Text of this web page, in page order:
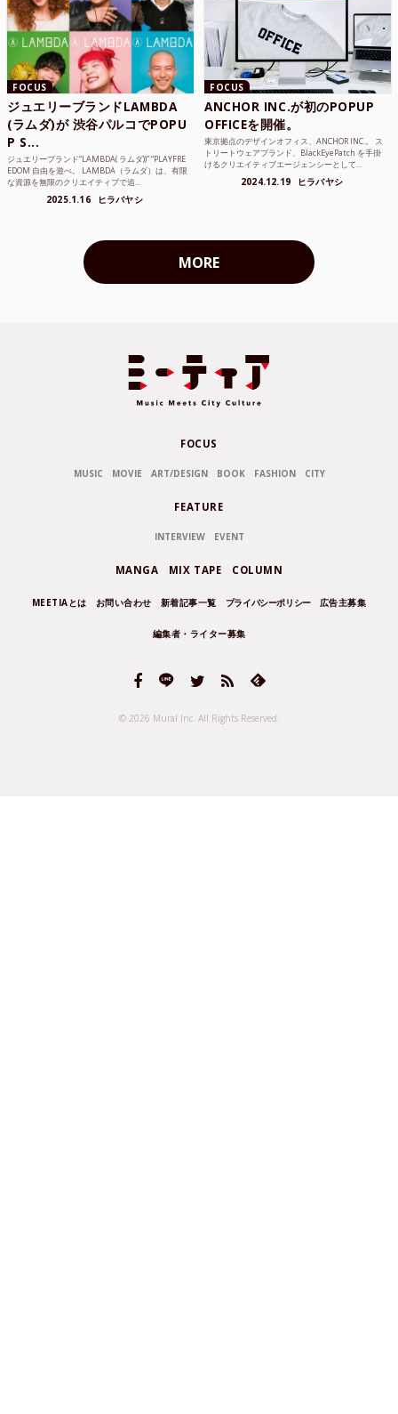
FOCUS
ジュエリーブランドLAMBDA
(ラムダ)が 渋谷パルコでPOPU
P S...
ジュエリーブランド“LAMBDA( ラムダ))” “PLAYFRE
EDOM 自由を遊べ。 LAMBDA（ラムダ）は、有限
な資源を無限のクリエイティブで追...
2025.1.16 ヒラバヤシ
FOCUS
ANCHOR INC.が初のPOPUP
OFFICEを開催。
東京拠点のデザインオフィス、ANCHOR INC.。 ス
トリートウェアブランド、BlackEyePatch を手掛
けるクリエイティブエージェンシーとして...
2024.12.19 ヒラバヤシ
MORE
FOCUS
MUSIC MOVIE ART/DESIGN BOOK FASHION CITY
FEATURE
INTERVIEW EVENT
MANGA MIX TAPE COLUMN
MEETIAとは お問い合わせ 新着記事一覧 プライバシーポリシー 広告主募集
編集者・ライター募集
© 2026 Mural Inc. All Rights Reserved.